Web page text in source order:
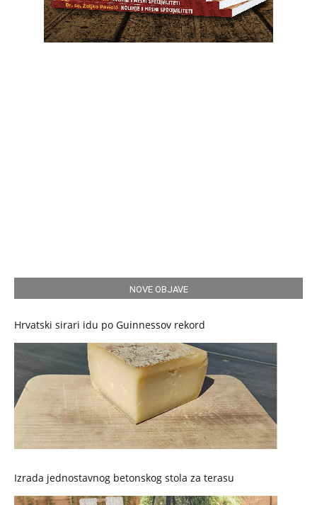
NOVE OBJAVE
Hrvatski sirari idu po Guinnessov rekord
Izrada jednostavnog betonskog stola za terasu